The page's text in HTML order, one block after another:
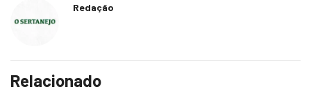
Redação
Relacionado